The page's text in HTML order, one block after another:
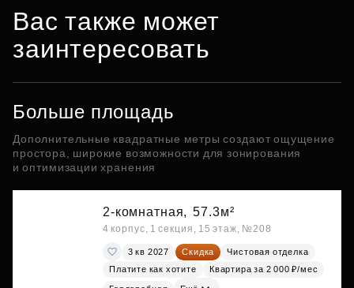
Вас также может
заинтересовать
Больше площадь
Дополнительные квадратные метры создают ощущение
простора, широкие возможности для зонирования
и оптимизации хранения
2-комнатная, 57.3м²
4 корпус, 1 секция, 15 этаж, №208
3 кв 2027 Скидка
Чистовая отделка
Платите как хотите
Квартира за 2 000 ₽/мес